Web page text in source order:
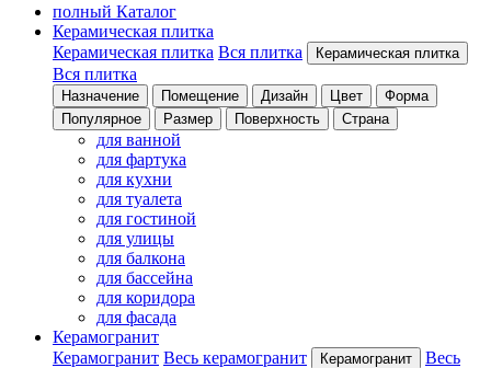
полный Каталог
Керамическая плитка
Керамическая плитка Вся плитка Керамическая плитка
Вся плитка
Назначение Помещение Дизайн Цвет
Форма
Популярное
Размер Поверхность Страна
для ванной
для фартука
для кухни
для туалета
для гостиной
для улицы
для балкона
для бассейна
для коридора
для фасада
Керамогранит
Керамогранит Весь керамогранит Керамогранит
Весь